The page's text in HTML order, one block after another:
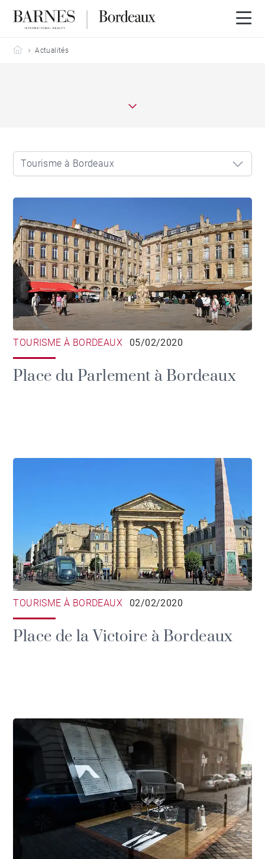
Barnes Bordeaux
Actualités
Tourisme à Bordeaux
TOURISME À BORDEAUX 05/02/2020
Place du Parlement à Bordeaux
TOURISME À BORDEAUX 02/02/2020
Place de la Victoire à Bordeaux